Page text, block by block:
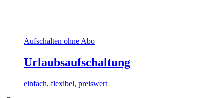
Aufschalten ohne Abo
Urlaubsaufschaltung
einfach, flexibel, preiswert